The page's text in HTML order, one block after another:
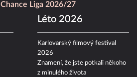
Chance Liga 2026/27
Léto 2026
Karlovarský filmový festival
2026
Znamení, že jste potkali někoho
z minulého života